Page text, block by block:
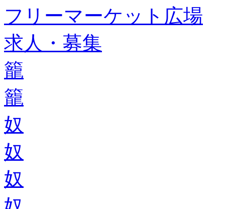
フリーマーケット広場
求人・募集
籠
籠
奴
奴
奴